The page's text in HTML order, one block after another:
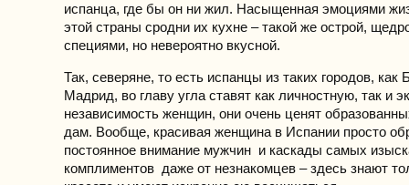
испанца, где бы он ни жил. Насыщенная эмоциями
этой страны сродни их кухне – такой же острой,
специями, но невероятно вкусной.
Так, северяне, то есть испанцы из таких городов, как
Мадрид, во главу угла ставят как личностную, так и
независимость женщин, они очень ценят
дам. Вообще, красивая женщина в Испании просто
постоянное внимание мужчин и каскады самых
комплиментов даже от незнакомцев – здесь знают